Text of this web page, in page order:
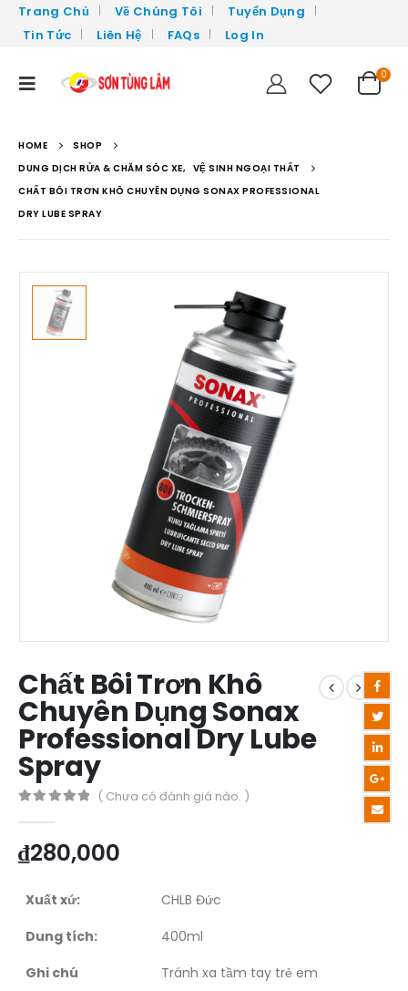
Trang Chủ Về Chúng Tôi
Tuyển Dụng
Tin Tức
Liên Hệ FAQs Log In
0
HOME
SHOP
DUNG DỊCH RỬA & CHĂM SÓC XE, VỆ SINH NGOẠI THẤT
CHẤT BÔI TRƠN KHÔ CHUYÊN DỤNG SONAX PROFESSIONAL
DRY LUBE SPRAY
Chất Bôi Trơn Khô
Chuyên Dụng Sonax
Professional Dry Lube
Spray
( Chưa có đánh giá nào. )
₫280,000
Xuất xứ:
CHLB Đức
Dung tích:
400ml
Ghi chú
Tránh xa tầm tay trẻ em